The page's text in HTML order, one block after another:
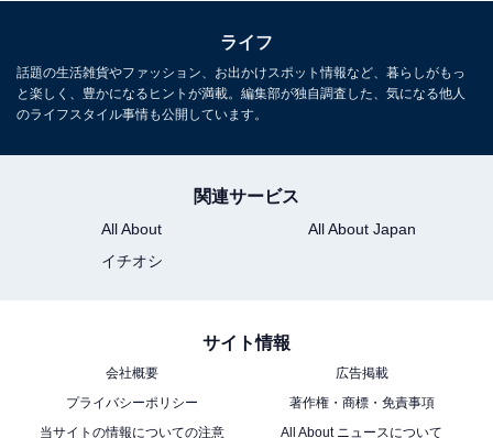
アクセス：水間鉄道「清児駅」より徒歩約6分。車の場
合は国道26号線（第2阪和国道）「畠中2丁目」交差点を
土・日・祝：600円
宿泊可否
ライフ
話題の生活雑貨やファッション、お出かけスポット情報など、暮らしがもっ
と楽しく、豊かになるヒントが満載。編集部が独自調査した、気になる他人
のライフスタイル事情も公開しています。
関連サービス
All About
All About Japan
イチオシ
サイト情報
会社概要
広告掲載
プライバシーポリシー
著作権・商標・免責事項
当サイトの情報についての注意
All About ニュースについて